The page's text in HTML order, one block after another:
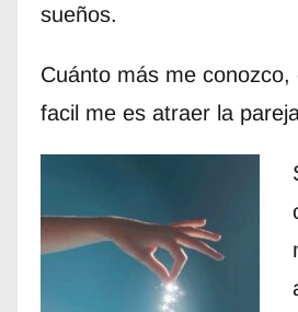
sueños.
Cuánto más me conozco,
facil me es atraer la